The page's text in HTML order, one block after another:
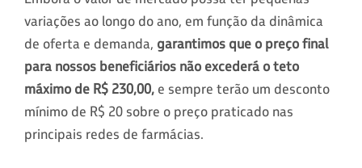
variações ao longo do ano, em função da dinâmica
de oferta e demanda, garantimos que o preço final
para nossos beneficiários não excederá o teto
máximo de R$ 230,00, e sempre terão um desconto
mínimo de R$ 20 sobre o preço praticado nas
principais redes de farmácias.